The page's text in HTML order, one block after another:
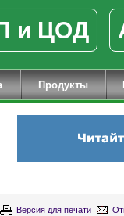
и ЦОД
Продукты
Версия для печати